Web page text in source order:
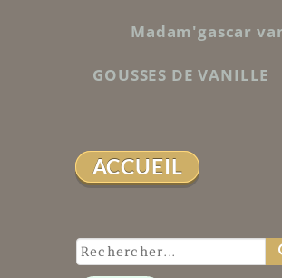
ACCUEIL
Madam'gascar
GOUSSES DE VANILLE